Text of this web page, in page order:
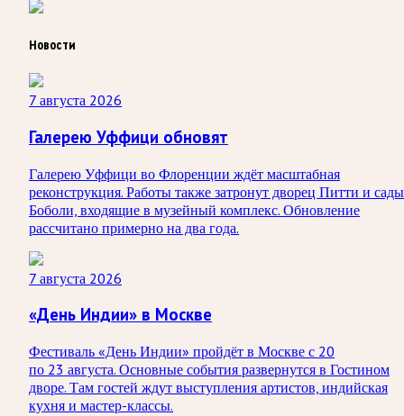
Новости
7 августа 2026
Галерею Уффици обновят
Галерею Уффици во Флоренции ждёт масштабная
реконструкция. Работы также затронут дворец Питти и сады
Боболи, входящие в музейный комплекс. Обновление
рассчитано примерно на два года.
7 августа 2026
«День Индии» в Москве
Фестиваль «День Индии» пройдёт в Москве с 20
по 23 августа. Основные события развернутся в Гостином
дворе. Там гостей ждут выступления артистов, индийская
кухня и мастер-классы.